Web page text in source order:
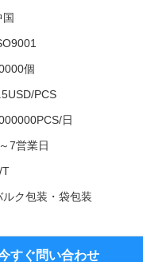
国
個
PCS
日
7営業日
T
ルク包装・袋包装
すぐ問い合わせ